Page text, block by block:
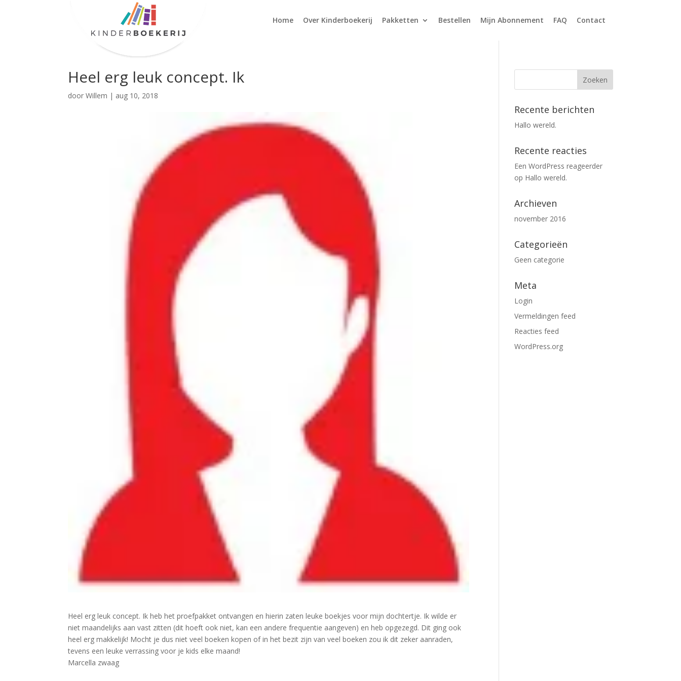
Home Over Kinderboekerij Pakketten Bestellen Mijn Abonnement FAQ Contact
Heel erg leuk concept. Ik
doorWillem | aug 10, 2018
Heel erg leuk concept. Ik heb het proefpakket ontvangen en hierin zaten leuke boekjes voor mijn dochtertje. Ik wilde er
niet maandelijks aan vast zitten (dit hoeft ook niet, kan een andere frequentie aangeven) en heb opgezegd. Dit ging ook
heel erg makkelijk! Mocht je dus niet veel boeken kopen of in het bezit zijn van veel boeken zou ik dit zeker aanraden,
tevens een leuke verrassing voor je kids elke maand!
Marcella zwaag
Recente berichten
Hallo wereld.
Recente reacties
Een WordPress reageerder
op Hallo wereld.
Archieven
november 2016
Categorieën
Geen categorie
Meta
Login
Vermeldingen feed
Reacties feed
WordPress.org